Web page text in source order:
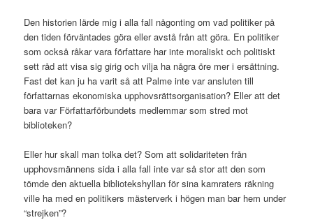
Den historien lärde mig i alla fall någonting om vad politiker på
den tiden förväntades göra eller avstå från att göra. En politiker
som också råkar vara författare har inte moraliskt och politiskt
sett råd att visa sig girig och vilja ha några öre mer i ersättning.
Fast det kan ju ha varit så att Palme inte var ansluten till
författarnas ekonomiska upphovsrättsorganisation? Eller att det
bara var Författarförbundets medlemmar som stred mot
biblioteken?
Eller hur skall man tolka det? Som att solidariteten från
upphovsmännens sida i alla fall inte var så stor att den som
tömde den aktuella bibliotekshyllan för sina kamraters räkning
ville ha med en politikers mästerverk i högen man bar hem under
“strejken”?